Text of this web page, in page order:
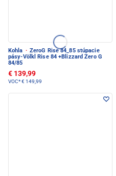
Kohla · ZeroG Rise 84_85 stúpacie
pásy-Völkl Rise 84 +Blizzard Zero G
84/85
€ 139,99
VOC*€ 149,99